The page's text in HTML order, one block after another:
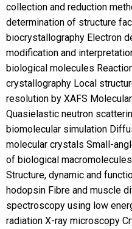
collection and reduction
determination of structure
biocrystallography Electron
modification and
biological molecules
crystallography Local
resolution by XAFS
Quasielastic neutron
biomolecular simulation
molecular crystals Small-
of biological
Structure, dynamic and
hodopsin Fibre and muscle
spectroscopy using low
radiation X-ray microscopy